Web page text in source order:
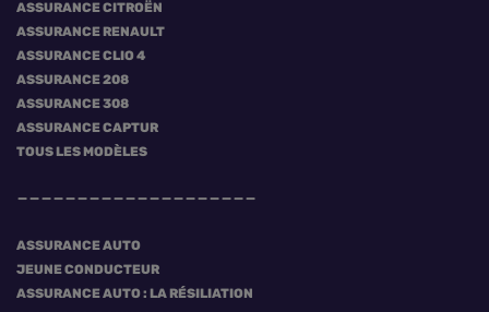
ASSURANCE CITROËN
ASSURANCE RENAULT
ASSURANCE CLIO 4
ASSURANCE 208
ASSURANCE 308
ASSURANCE CAPTUR
TOUS LES MODÈLES
ASSURANCE AUTO
JEUNE CONDUCTEUR
ASSURANCE AUTO : LA RÉSILIATION